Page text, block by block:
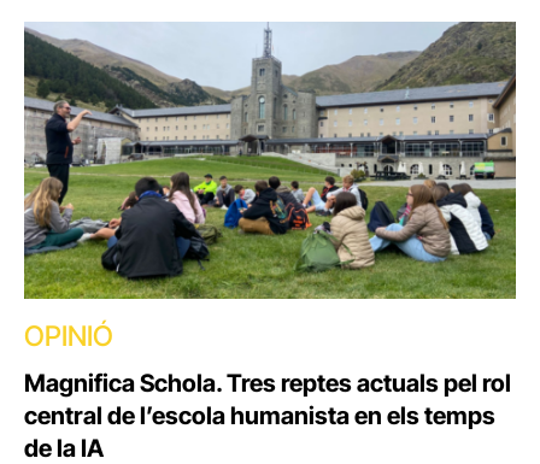
OPINIÓ
Magnifica Schola. Tres reptes actuals pel rol
central de l’escola humanista en els temps
de la IA